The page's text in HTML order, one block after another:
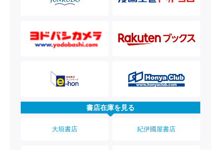
書店在庫を見る
大垣書店 紀伊國屋書店